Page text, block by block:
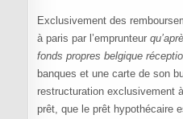
Exclusivement des
à paris par l’emprunteur
fonds propres belgique
banques et une carte de son
restructuration exclusivement
prêt, que le prêt hypothécaire